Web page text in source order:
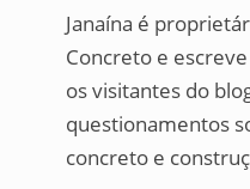
Janaína é
Concreto e
os visitantes do
questionamentos
concreto e